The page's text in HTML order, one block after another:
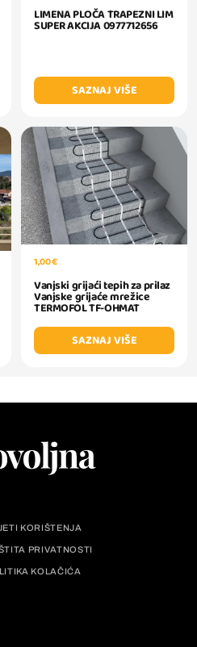
LIMENA PLOČA TRAPEZNI LIM
SUPER AKCIJA 0977712656
SAZNAJ VIŠE
1,00 €
Vanjski grijaći tepih za prilaz
Vanjske grijaće mrežice
TERMOFOL TF-OHMAT
SAZNAJ VIŠE
KORIŠTENJA
PRIVATNOSTI
KOLAČIĆA